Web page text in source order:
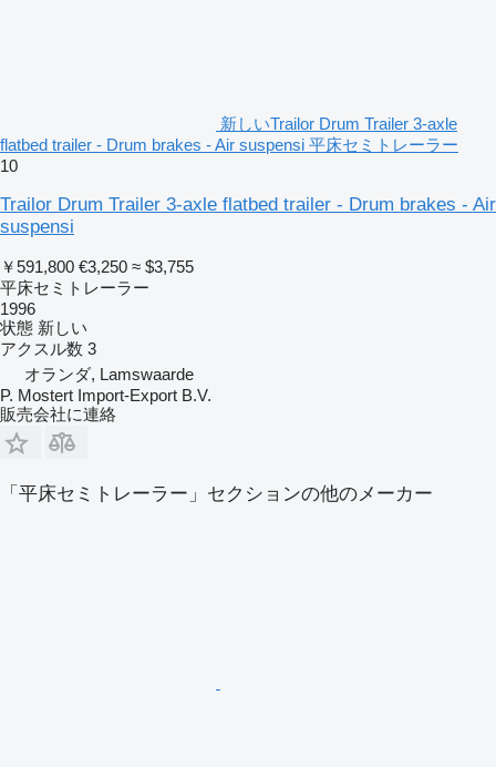
新しいTrailor Drum Trailer 3-axle
flatbed trailer - Drum brakes - Air suspensi 平床セミトレーラー
10
Trailor Drum Trailer 3-axle flatbed trailer - Drum brakes - Air
suspensi
￥591,800 €3,250 ≈ $3,755
平床セミトレーラー
1996
状態 新しい
アクスル数 3
オランダ, Lamswaarde
P. Mostert Import-Export B.V.
販売会社に連絡
「平床セミトレーラー」セクションの他のメーカー